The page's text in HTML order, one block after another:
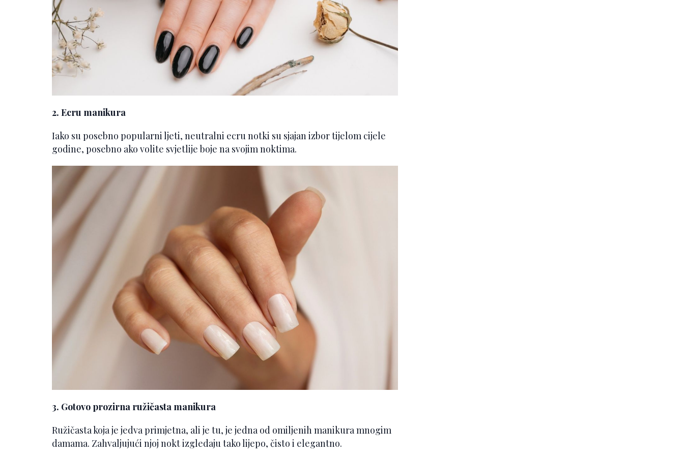
2. Ecru manikura
Iako su posebno popularni ljeti, neutralni ecru notki su sjajan izbor tijelom cijele
godine, posebno ako volite svjetlije boje na svojim noktima.
3. Gotovo prozirna ružičasta manikura
Ružičasta koja je jedva primjetna, ali je tu, je jedna od omiljenih manikura mnogim
damama. Zahvaljujući njoj nokt izgledaju tako lijepo, čisto i elegantno.